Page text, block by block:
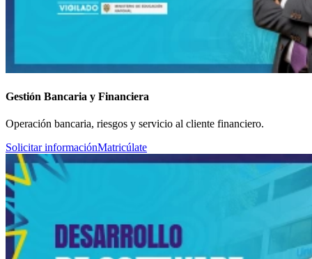
Gestión Bancaria y Financiera
Operación bancaria, riesgos y servicio al cliente financiero.
Solicitar informaciónMatricúlate